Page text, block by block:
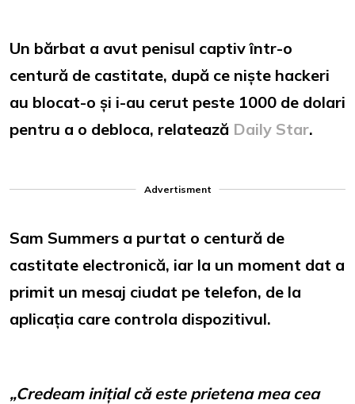
Un bărbat a avut penisul captiv într-o
centură de castitate, după ce niște hackeri
au blocat-o și i-au cerut peste 1000 de dolari
pentru a o debloca, relatează Daily Star.
Advertisment
Sam Summers a purtat o centură de
castitate electronică, iar la un moment dat a
primit un mesaj ciudat pe telefon, de la
aplicația care controla dispozitivul.
„Credeam inițial că este prietena mea cea